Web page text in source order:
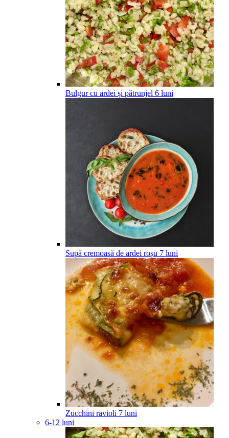
Bulgur cu ardei și pătrunjel 6 luni
Supă cremoasă de ardei roșu 7 luni
Zucchini ravioli 7 luni
6-12 luni